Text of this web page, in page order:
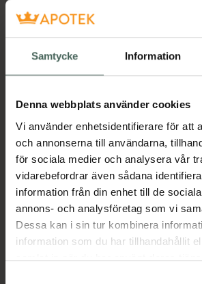
Samtycke Information
Denna webbplats använder cookies
Vi använder enhetsidentifierare för att
och annonserna till användarna,
för sociala medier och analysera vår
vidarebefordrar även sådana
information från din enhet till de
annons- och analysföretag som vi
Dessa kan i sin tur kombinera
information som du har tillhandahållit
samlat in när du har använt deras
296,49 kr
I apotek: 296,49 kr
Aktuella erbjudanden
Beskrivning
EAN:06432100060754